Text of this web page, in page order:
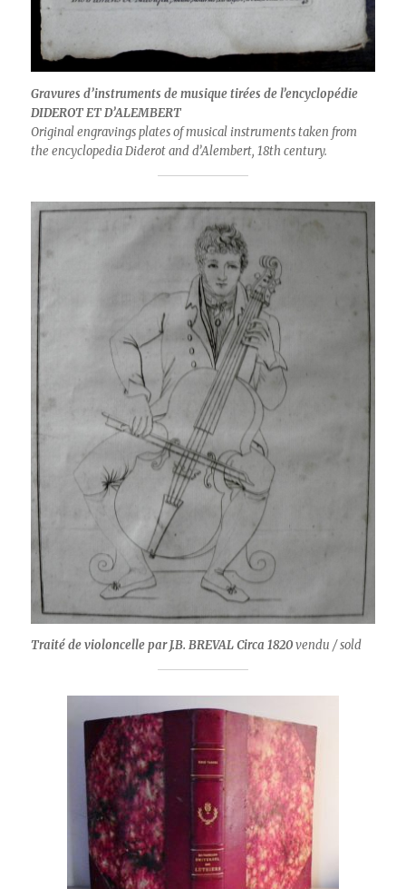
Gravures d’instruments de musique tirées de l’encyclopédie
DIDEROT ET D’ALEMBERT
Original engravings plates of musical instruments taken from
the encyclopedia Diderot and d’Alembert, 18th century.
Traité de violoncelle par J.B. BREVAL Circa 1820vendu / sold